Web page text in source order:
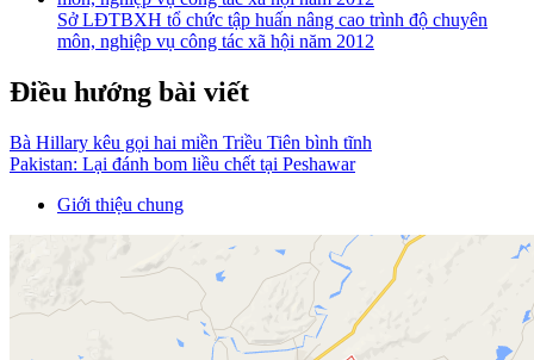
Sở LĐTBXH tổ chức tập huấn nâng cao trình độ chuyên
môn, nghiệp vụ công tác xã hội năm 2012
Điều hướng bài viết
Bà Hillary kêu gọi hai miền Triều Tiên bình tĩnh
Pakistan: Lại đánh bom liều chết tại Peshawar
Giới thiệu chung